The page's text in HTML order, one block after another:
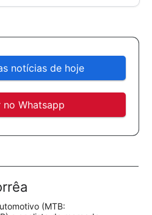
notícias de hoje
no Whatsapp
(MTB: